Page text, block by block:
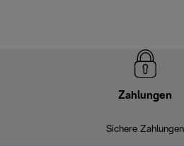
Zahlungen
Sichere Zahlungen